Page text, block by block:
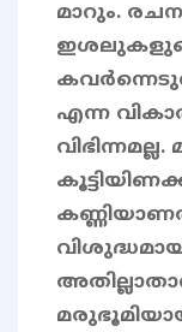
മാറും.
എന്ന